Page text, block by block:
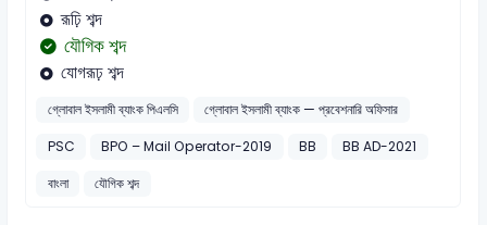
রূঢ়ি শব্দ
যৌগিক শব্দ
যোগরূঢ় শব্দ
গ্লোবাল ইসলামী ব্যাংক পিএলসি
গ্লোবাল ইসলামী ব্যাংক — প্রবেশনারি অফিসার
PSC
BPO – Mail Operator-2019 BB
BB AD-2021
বাংলা
যৌগিক শব্দ